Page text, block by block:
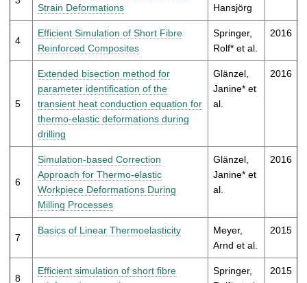
Strain Deformations
Hansjörg
4
Efficient Simulation of Short Fibre
Reinforced Composites
Springer,
Rolf* et al.
2016
5
Extended bisection method for
parameter identification of the
transient heat conduction equation for
thermo-elastic deformations during
drilling
Glänzel,
Janine* et
al.
2016
6
Simulation-based Correction
Approach for Thermo-elastic
Workpiece Deformations During
Milling Processes
Glänzel,
Janine* et
al.
2016
7
Basics of Linear Thermoelasticity
Meyer,
Arnd et al.
2015
8
Efficient simulation of short fibre
Springer,
2015